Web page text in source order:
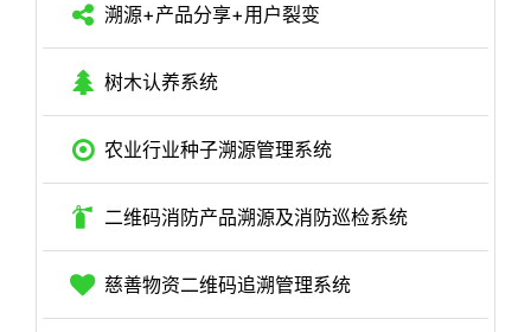
溯源+产品分享+用户裂变
树木认养系统
农业行业种子溯源管理系统
二维码消防产品溯源及消防巡检系统
慈善物资二维码追溯管理系统